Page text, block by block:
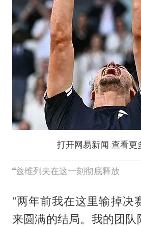
打开网易新闻 查看更
兹维列夫在这一刻彻底释放
“两年前我在这里输掉决
来圆满的结局。我的团队